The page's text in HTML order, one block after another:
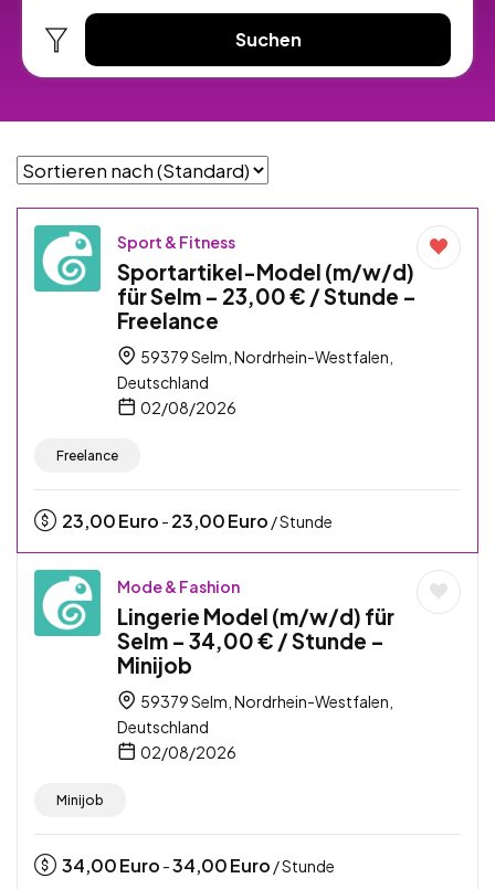
Suchen
Sport & Fitness
Sportartikel-Model (m/w/d)
für Selm – 23,00 € / Stunde –
Freelance
59379 Selm, Nordrhein-Westfalen,
Deutschland
02/08/2026
Freelance
23,00Euro - 23,00Euro / Stunde
Mode & Fashion
Lingerie Model (m/w/d) für
Selm – 34,00 € / Stunde –
Minijob
59379 Selm, Nordrhein-Westfalen,
Deutschland
02/08/2026
Minijob
34,00Euro -34,00Euro / Stunde